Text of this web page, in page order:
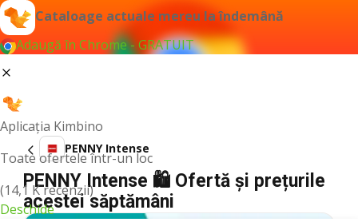
Cataloage actuale mereu la îndemână
Adaugă în Chrome - GRATUIT
Aplicația Kimbino
Toate ofertele într-un loc
(14,1 K recenzii)
Deschide
PENNY Intense
PENNY Intense 🛍️ Ofertă și prețurile
acestei săptămâni